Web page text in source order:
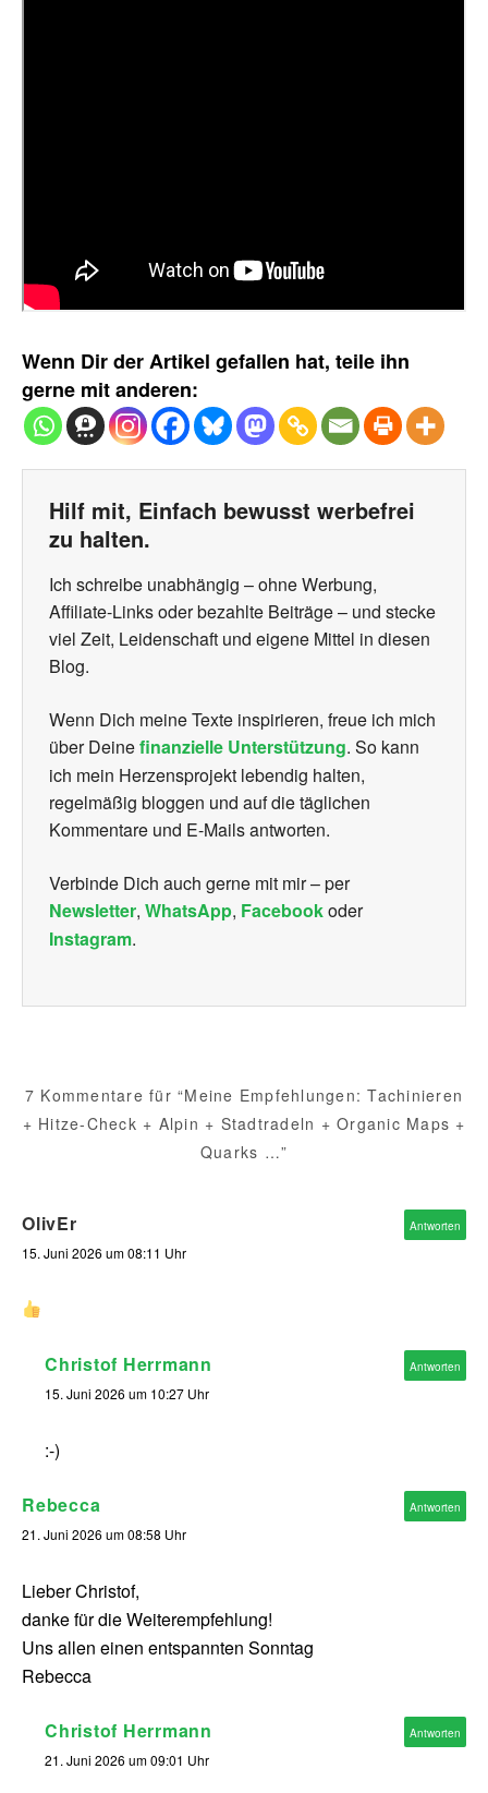
Wenn Dir der Artikel gefallen hat, teile ihn
gerne mit anderen:
Hilf mit, Einfach bewusst werbefrei
zu halten.
Ich schreibe unabhängig – ohne Werbung,
Affiliate-Links oder bezahlte Beiträge – und stecke
viel Zeit, Leidenschaft und eigene Mittel in diesen
Blog.
Wenn Dich meine Texte inspirieren, freue ich mich
über Deinefinanzielle Unterstützung. So kann
ich mein Herzensprojekt lebendig halten,
regelmäßig bloggen und auf die täglichen
Kommentare und E-Mails antworten.
Verbinde Dich auch gerne mit mir – per
Newsletter, WhatsApp, Facebookoder
Instagram.
7 Kommentare für “Meine Empfehlungen: Tachinieren
+ Hitze-Check + Alpin + Stadtradeln + Organic Maps +
Quarks …”
OlivEr
15. Juni 2026 um 08:11 Uhr
Antworten
Christof Herrmann
15. Juni 2026 um 10:27 Uhr
:-)
Antworten
Rebecca
21. Juni 2026 um 08:58 Uhr
Lieber Christof,
danke für die Weiterempfehlung!
Uns allen einen entspannten Sonntag
Rebecca
Antworten
Christof Herrmann
21. Juni 2026 um 09:01 Uhr
Antworten